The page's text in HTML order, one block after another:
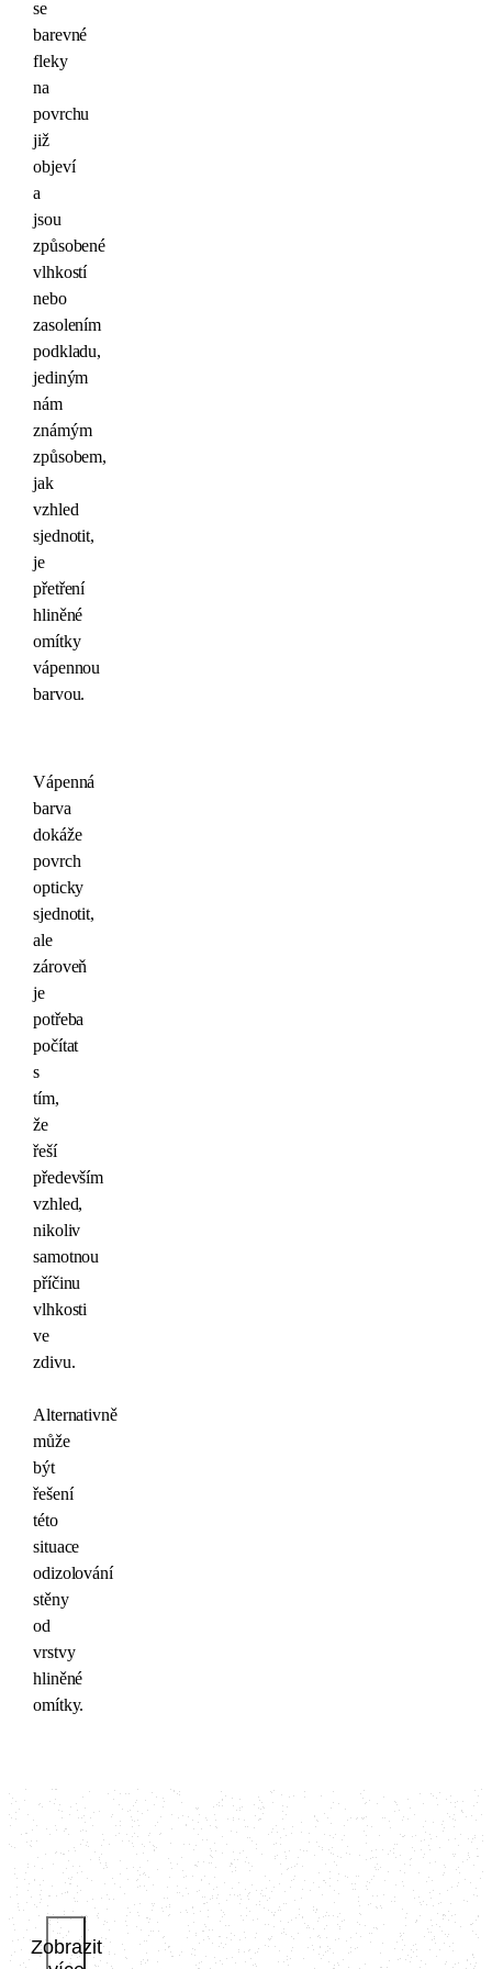
se
barevné
fleky
na
povrchu
již
objeví
a
jsou
způsobené
vlhkostí
nebo
zasolením
podkladu,
jediným
nám
známým
způsobem,
jak
vzhled
sjednotit,
je
přetření
hliněné
omítky
vápennou
barvou.
Vápenná
barva
dokáže
povrch
opticky
sjednotit,
ale
zároveň
je
potřeba
počítat
s
tím,
že
řeší
především
vzhled,
nikoliv
samotnou
příčinu
vlhkosti
ve
zdivu.
Alternativně
může
být
řešení
této
situace
odizolování
stěny
od
vrstvy
hliněné
omítky.
Zobrazit